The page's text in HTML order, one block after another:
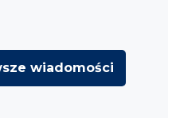
wiadomości